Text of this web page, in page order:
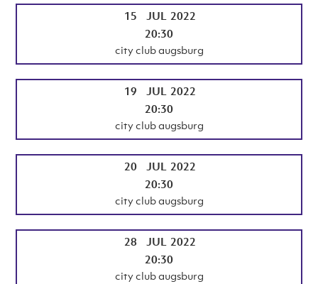
15 JUL 2022
20:30
city club augsburg
19 JUL 2022
20:30
city club augsburg
20 JUL 2022
20:30
city club augsburg
28 JUL 2022
20:30
city club augsburg